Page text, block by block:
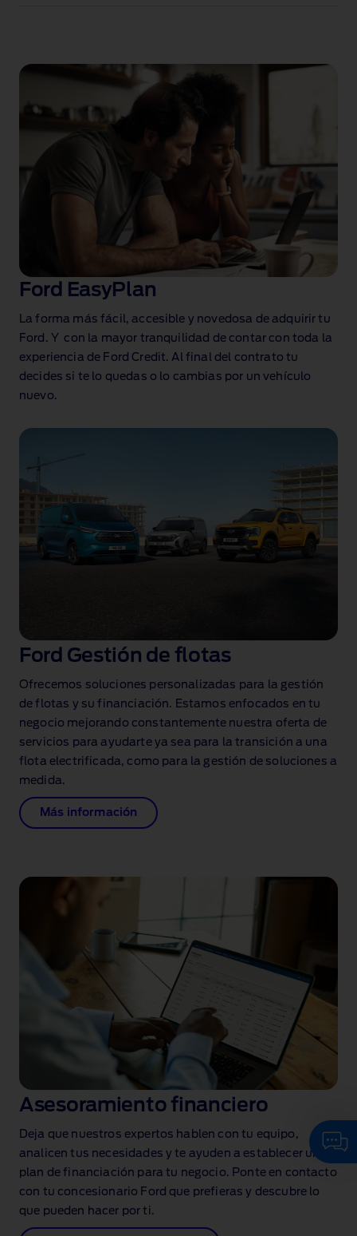
Ford EasyPlan
La forma más fácil, accesible y novedosa de adquirir tu
Ford. Y con la mayor tranquilidad de contar con toda la
experiencia de Ford Credit. Al final del contrato tu
decides si te lo quedas o lo cambias por un vehículo
nuevo.
Ford Gestión de flotas
Ofrecemos soluciones personalizadas para la gestión
de flotas y su financiación. Estamos enfocados en tu
negocio mejorando constantemente nuestra oferta de
servicios para ayudarte ya sea para la transición a una
flota electrificada, como para la gestión de soluciones a
medida.
Más información
Asesoramiento financiero
Deja que nuestros expertos hablen con tu equipo,
analicen tus necesidades y te ayuden a establecer un
plan de financiación para tu negocio. Ponte en contacto
con tu concesionario Ford que prefieras y descubre lo
que pueden hacer por ti.
Haz clic aquí para hablar con nuestro
asistente personal